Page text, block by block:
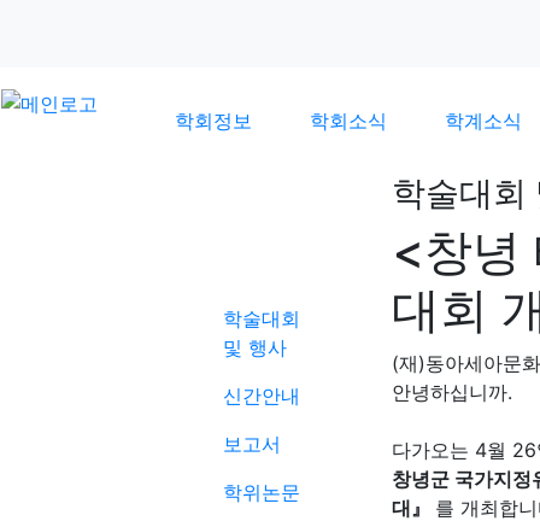
학회정보 학회소식 학계소식
학술대회
및 행사
신간안내
보고서
학위논문
학술대회
<창녕
대회
(재)동아세아문
안녕하십니까.
다가오는 4월
창녕군 국가지
대』 를 개최합